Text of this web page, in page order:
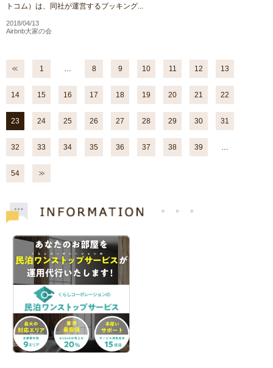
トコム）は、同社が運営するブッキング...
2018/04/13
Airbnb大家の会
1 8 9 10 11 12 13
14 15 16 17 18 19 20 21 22
23 24 25 26 27 28 29 30 31
32 33 34 35 36 37 38 39
54